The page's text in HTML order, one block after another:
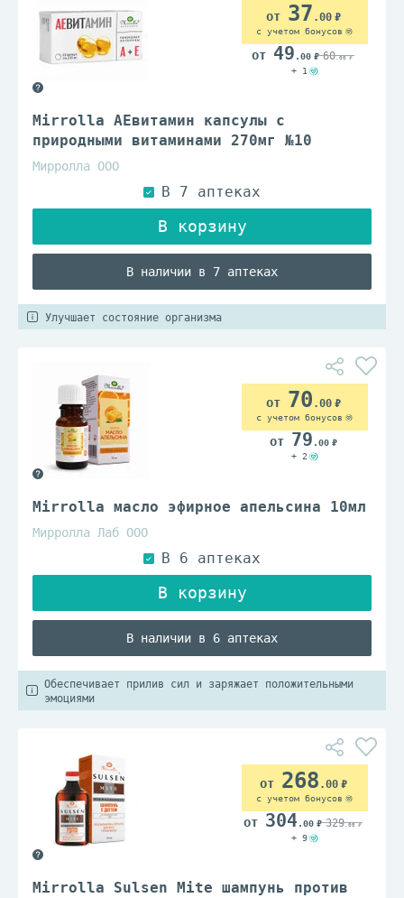
Mirrolla АЕвитамин капсулы с
природными витаминами 270мг №10
Мирролла ООО
В наличии в 7 аптеках
37 .00
с учетом бонусов
49 .00 60.00
+ 1
Улучшает состояние организма
Mirrolla масло эфирное апельсина 10мл
Мирролла Лаб ООО
В наличии в 6 аптеках
70 .00
с учетом бонусов
79 .00
+ 2
Обеспечивает прилив сил и заряжает положительными
эмоциями
Mirrolla Sulsen Mite шампунь против
268 .00
с учетом бонусов
304.00 329.00
+ 9